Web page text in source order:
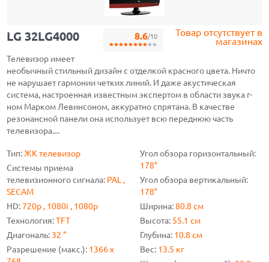
Товар отсутствует в
магазинах
8.6/10
LG 32LG4000
Телевизор имеет
необычный стильный дизайн с отделкой красного цвета. Ничто
не нарушает гармонии четких линий. И даже акустическая
система, настроенная известным экспертом в области звука г-
ном Марком Левинсоном, аккуратно спрятана. В качестве
резонансной панели она использует всю переднюю часть
телевизора....
Тип:ЖК телевизор
Системы приема
телевизионного сигнала: PAL ,
SECAM
HD:720p , 1080i , 1080p
Технология:TFT
Диагональ:32 "
Разрешение (макс.): 1366 x
Угол обзора горизонтальный:
178°
Угол обзора вертикальный:
178°
Ширина:80.8 см
Высота: 55.1 см
Глубина: 10.8 см
Вес: 13.5 кг